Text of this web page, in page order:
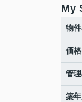
My
物
価格
管
築年